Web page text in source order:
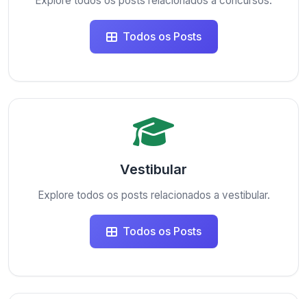
Todos os Posts
Vestibular
Explore todos os posts relacionados a vestibular.
Todos os Posts